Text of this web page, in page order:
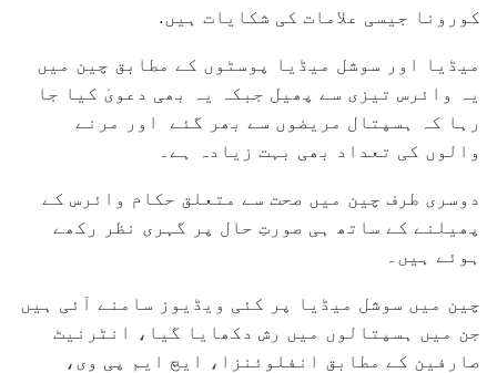
کورونا جیسی علامات کی شکایات ہیں.
میڈیا اور سوشل میڈیا پوسٹوں کے مطابق چین میں
یہ وائرس تیزی سے پھیل جبکہ یہ بھی دعویٰ کیا جا
رہا کہ ہسپتال مریضوں سے بھر گئے اور مرنے
والوں کی تعداد بھی بہت زیادہ ہے۔
دوسری طرف چین میں صحت سے متعلق حکام وائرس کے
پھیلنے کے ساتھ ہی صورتِ حال پر گہری نظر رکھے
ہوئے ہیں۔
چین میں سوشل میڈیا پر کئی ویڈیوز سامنے آئی ہیں
جن میں ہسپتالوں میں رش دکھایا گیا، انٹرنیٹ
صارفین کے مطابق انفلوئنزا، ایچ ایم پی وی،